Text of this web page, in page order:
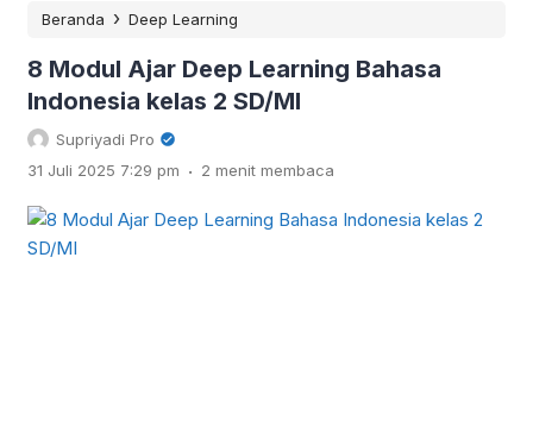
Beranda › Deep Learning
8 Modul Ajar Deep Learning Bahasa
Indonesia kelas 2 SD/MI
Supriyadi Pro
31 Juli 2025 7:29 pm . 2 menit membaca